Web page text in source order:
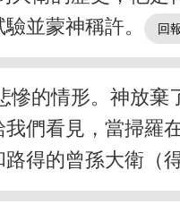
並蒙神稱許。
慘的情形。神放
們看見，當掃羅
得的曾孫大衛（